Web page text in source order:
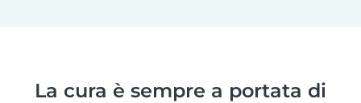
La cura è sempre a portata di